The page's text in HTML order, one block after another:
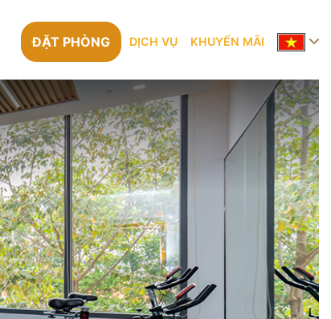
ĐẶT PHÒNG DỊCH VỤ KHUYẾN MÃI